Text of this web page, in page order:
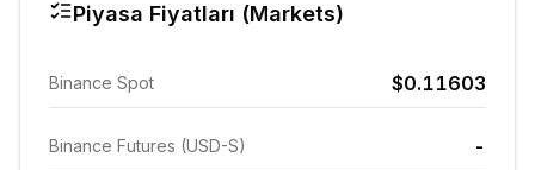
Piyasa Fiyatları (Markets)
Binance Spot $0.11603
Binance Futures (USD-S) -